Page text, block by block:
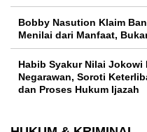
Bobby Nasution Klaim
Menilai dari Manfaat,
Habib Syakur Nilai Jokowi
Negarawan, Soroti
dan Proses Hukum Ijazah